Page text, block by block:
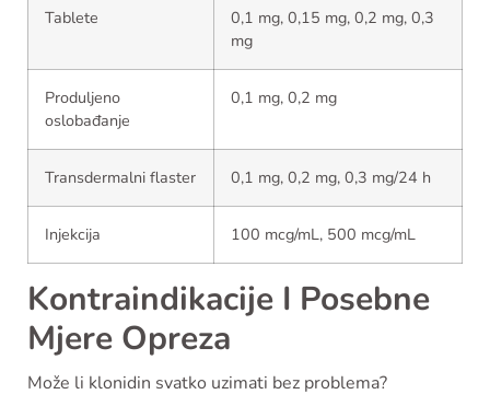
Tablete
0,1 mg, 0,15 mg, 0,2 mg, 0,3
mg
Produljeno
oslobađanje
0,1 mg, 0,2 mg
Transdermalni flaster 0,1 mg, 0,2 mg, 0,3 mg/24 h
Injekcija 100 mcg/mL, 500 mcg/mL
Kontraindikacije I Posebne
Mjere Opreza
Može li klonidin svatko uzimati bez problema?